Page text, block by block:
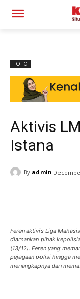
FOTO
Aktivis
Istana
By admin
Feren aktivis Liga
diamankan pihak
(13/12). Feren yang
pejagaan polisi hingga
menangkapnya dan